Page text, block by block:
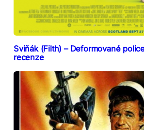
Sviňák (Filth) – Deformované
recenze